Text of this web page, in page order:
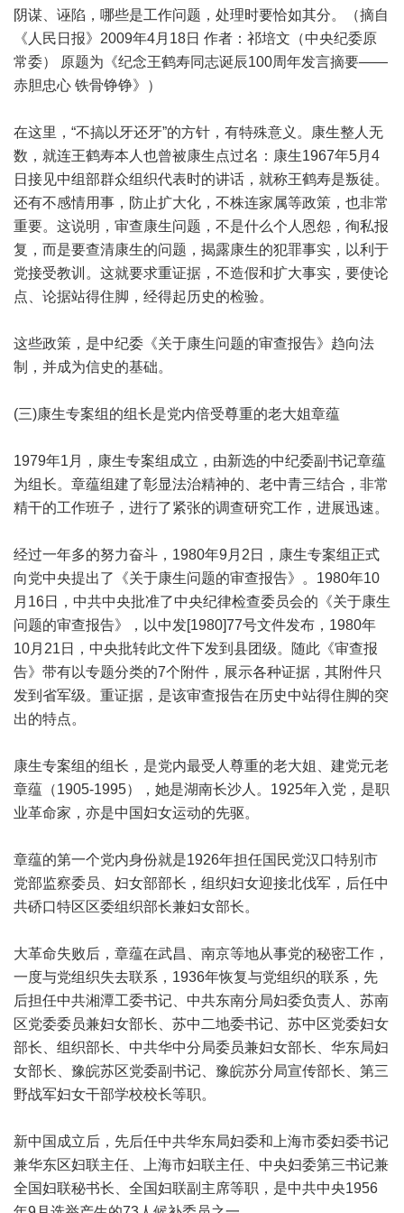
阴谋、诬陷，哪些是工作问题，处理时要恰如其分。（摘自
《人民日报》2009年4月18日 作者：祁培文（中央纪委原
常委） 原题为《纪念王鹤寿同志诞辰100周年发言摘要——
赤胆忠心 铁骨铮铮》）
在这里，“不搞以牙还牙”的方针，有特殊意义。康生整人无
数，就连王鹤寿本人也曾被康生点过名：康生1967年5月4
日接见中组部群众组织代表时的讲话，就称王鹤寿是叛徒。
还有不感情用事，防止扩大化，不株连家属等政策，也非常
重要。这说明，审查康生问题，不是什么个人恩怨，徇私报
复，而是要查清康生的问题，揭露康生的犯罪事实，以利于
党接受教训。这就要求重证据，不造假和扩大事实，要使论
点、论据站得住脚，经得起历史的检验。
这些政策，是中纪委《关于康生问题的审查报告》趋向法
制，并成为信史的基础。
(三)康生专案组的组长是党内倍受尊重的老大姐章蕴
1979年1月，康生专案组成立，由新选的中纪委副书记章蕴
为组长。章蕴组建了彰显法治精神的、老中青三结合，非常
精干的工作班子，进行了紧张的调查研究工作，进展迅速。
经过一年多的努力奋斗，1980年9月2日，康生专案组正式
向党中央提出了《关于康生问题的审查报告》。1980年10
月16日，中共中央批准了中央纪律检查委员会的《关于康生
问题的审查报告》，以中发[1980]77号文件发布，1980年
10月21日，中央批转此文件下发到县团级。随此《审查报
告》带有以专题分类的7个附件，展示各种证据，其附件只
发到省军级。重证据，是该审查报告在历史中站得住脚的突
出的特点。
康生专案组的组长，是党内最受人尊重的老大姐、建党元老
章蕴（1905-1995），她是湖南长沙人。1925年入党，是职
业革命家，亦是中国妇女运动的先驱。
章蕴的第一个党内身份就是1926年担任国民党汉口特别市
党部监察委员、妇女部部长，组织妇女迎接北伐军，后任中
共硚口特区区委组织部长兼妇女部长。
大革命失败后，章蕴在武昌、南京等地从事党的秘密工作，
一度与党组织失去联系，1936年恢复与党组织的联系，先
后担任中共湘潭工委书记、中共东南分局妇委负责人、苏南
区党委委员兼妇女部长、苏中二地委书记、苏中区党委妇女
部长、组织部长、中共华中分局委员兼妇女部长、华东局妇
女部长、豫皖苏区党委副书记、豫皖苏分局宣传部长、第三
野战军妇女干部学校校长等职。
新中国成立后，先后任中共华东局妇委和上海市委妇委书记
兼华东区妇联主任、上海市妇联主任、中央妇委第三书记兼
全国妇联秘书长、全国妇联副主席等职，是中共中央1956